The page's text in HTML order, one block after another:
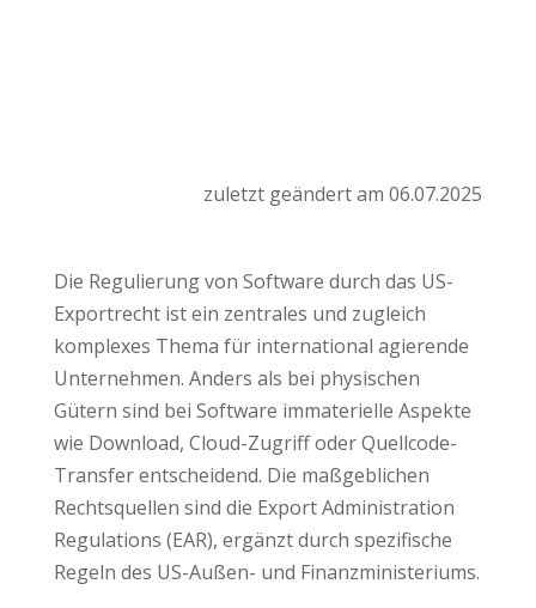
zuletzt geändert am 06.07.2025
Die Regulierung von Software durch das US-
Exportrecht ist ein zentrales und zugleich
komplexes Thema für international agierende
Unternehmen. Anders als bei physischen
Gütern sind bei Software immaterielle Aspekte
wie Download, Cloud-Zugriff oder Quellcode-
Transfer entscheidend. Die maßgeblichen
Rechtsquellen sind die Export Administration
Regulations (EAR), ergänzt durch spezifische
Regeln des US-Außen- und Finanzministeriums.